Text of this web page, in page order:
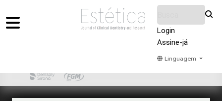
Login
Assine-já
Linguagem
Sobre Nós